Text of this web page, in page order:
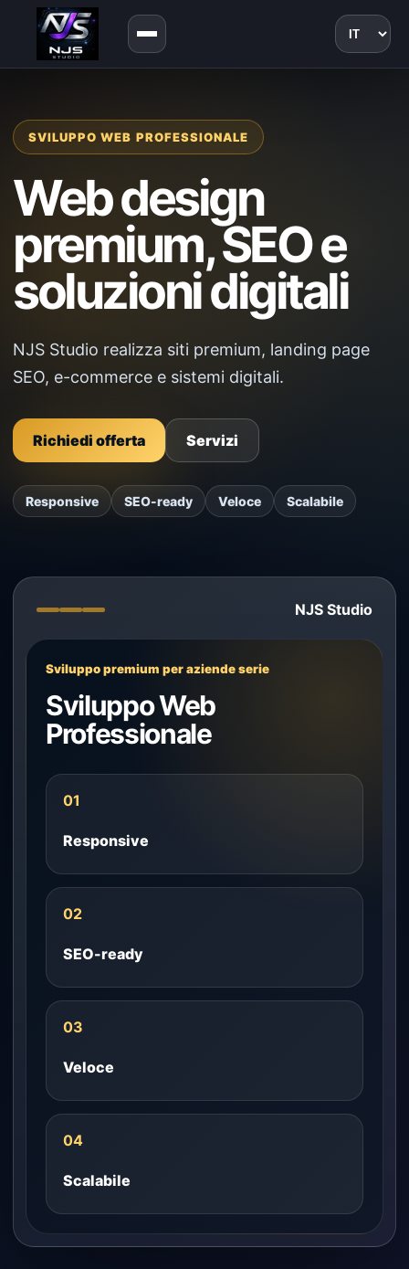
Lingua
SVILUPPO WEB PROFESSIONALE
Web design
premium, SEO e
soluzioni digitali
NJS Studio realizza siti premium, landing page
SEO, e-commerce e sistemi digitali.
Richiedi offerta Servizi
Responsive SEO-ready Veloce Scalabile
NJS Studio
Sviluppo premium per aziende serie
Sviluppo Web
Professionale
01
Responsive
02
SEO-ready
03
Veloce
04
Scalabile